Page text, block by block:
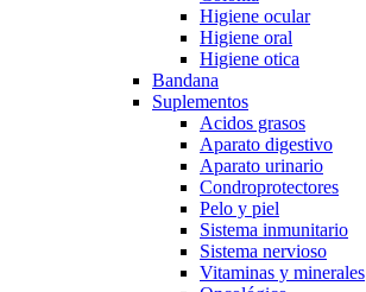
Higiene ocular
Higiene oral
Higiene otica
Bandana
Suplementos
Acidos grasos
Aparato digestivo
Aparato urinario
Condroprotectores
Pelo y piel
Sistema inmunitario
Sistema nervioso
Vitaminas y minerales